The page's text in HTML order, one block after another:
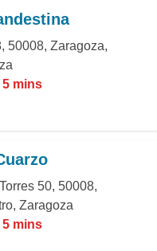
50008, Zaragoza,
5 mins
50, 50008,
Zaragoza
5 mins